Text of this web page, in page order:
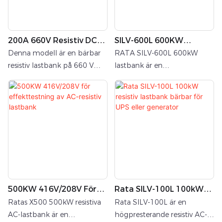
strömförsörjning och annan
växelströmsutrustning.
generatoraggregat, UPS-
system, transformatorer och
kraftomvandlare.
200A 660V Resistiv DC
Bärbar Lastbank
Denna modell är en bärbar
resistiv lastbank på 660 V
DC/200 A, en
högprecisionstestanordning
som är speciellt utformad för
solcellssystem och
likströmsladdningsutrustning
.
SILV-600L 600KW
415Vac Resistiv
Lastbank För
RATA SILV-600L 600kW
lastbank är en
lasttestutrustning av
industriell kvalitet med hög
effekt, exakt styrning och
500KW 416V/208V För
Effekttestning Av AC-
Resistiv Lastbank
Ratas X500 500kW resistiva
AC-lastbank är en
Rata SILV-100L 100kW
Resistiv Lastbank Bärbar
För UPS Eller Generator
Rata SILV-100L är en
högpresterande resistiv AC-